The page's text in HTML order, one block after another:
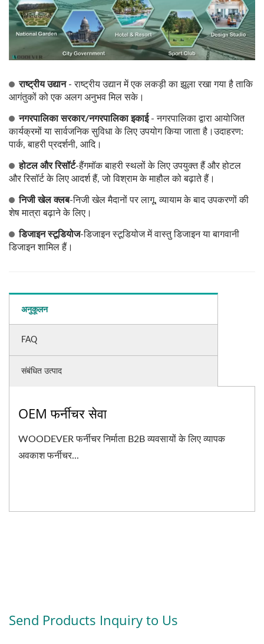
राष्ट्रीय उद्यान- राष्ट्रीय उद्यान में एक लकड़ी का झूला रखा गया है ताकि
आगंतुकों को एक अलग अनुभव मिल सके।
नगरपालिका सरकार/नगरपालिका इकाई- नगरपालिका द्वारा आयोजित
कार्यक्रमों या सार्वजनिक सुविधा के लिए उपयोग किया जाता है।उदाहरण:
पार्क, बाहरी प्रदर्शनी, आदि।
होटल और रिसॉर्ट-हैंगमॉक बाहरी स्थलों के लिए उपयुक्त हैं और होटल
और रिसॉर्ट के लिए आदर्श हैं, जो विश्राम के माहौल को बढ़ाते हैं।
निजी खेल क्लब-निजी खेल मैदानों पर लागू, व्यायाम के बाद उपकरणों की
शेष मात्रा बढ़ाने के लिए।
डिजाइन स्टूडियोज-डिजाइन स्टूडियोज में वास्तु डिजाइन या बागवानी
डिजाइन शामिल हैं।
अनुकूलन
FAQ
संबंधित उत्पाद
OEM फर्नीचर सेवा
WOODEVER फर्नीचर निर्माता B2B व्यवसायों के लिए व्यापक
अवकाश फर्नीचर...